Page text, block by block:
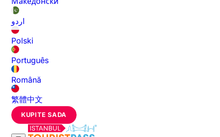
اردو
Polski
Português
Română
繁體中文
KUPITE SADA